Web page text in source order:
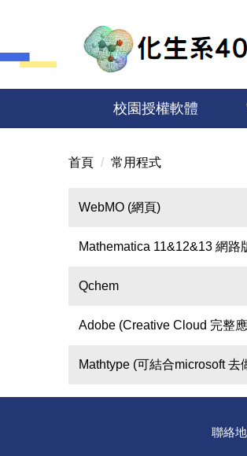
主
內
區
校園授權軟體
首頁 常用程式
WebMO (網頁)
Mathematica 11&12&13 網路
Qchem
Adobe (Creative Cloud 完整
Mathtype (可結合microsoft 去
聯絡